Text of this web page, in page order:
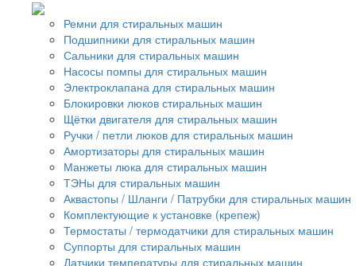
Ремни для стиральных машин
Подшипники для стиральных машин
Сальники для стиральных машин
Насосы помпы для стиральных машин
Электроклапана для стиральных машин
Блокировки люков стиральных машин
Щётки двигателя для стиральных машин
Ручки / петли люков для стиральных машин
Амортизаторы для стиральных машин
Манжеты люка для стиральных машин
ТЭНы для стиральных машин
Аквастопы / Шланги / Патрубки для стиральных машин
Комплектующие к установке (крепеж)
Термостаты / термодатчики для стиральных машин
Суппорты для стиральных машин
Датчики температуры для стиральных машин